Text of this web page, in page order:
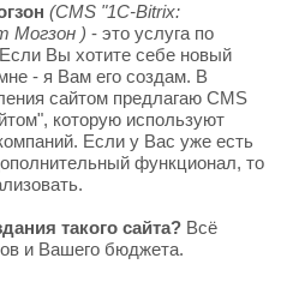
(CMS "1C-Bitrix:
Могзон ) - это услуга по
Вы хотите себе новый
- я Вам его создам. В
сайтом предлагаю CMS
которую используют
Если у Вас уже есть
функционал, то
такого сайта? Всё
и Вашего бюджета.